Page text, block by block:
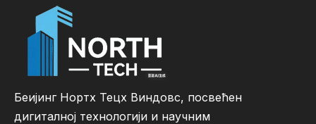
Беијинг Нортх Тецх Виндовс, посвећен
дигиталној технологији и научним